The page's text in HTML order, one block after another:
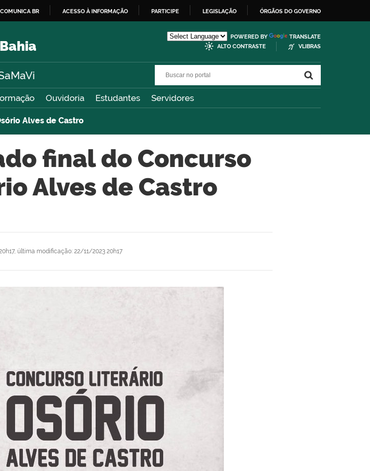
O
COMUNICA BR ACESSO À INFORMAÇÃO PARTICIPE LEGISLAÇÃO ÓRGÃOS DO GOVERNO
POWERED BY
TRANSLATE
ALTO CONTRASTE
VLIBRAS
Ouvidoria Estudantes Servidores
Alves de Castro
final do Concurso
Alves de Castro
, última modificação: 22/11/2023 20h17